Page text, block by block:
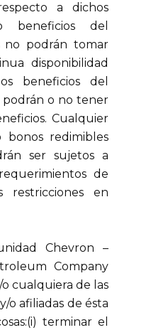
a dichos
beneficios del
no podrán tomar
disponibilidad
beneficios del
podrán o no tener
Cualquier
bonos redimibles
ser sujetos a
de
en
Chevron –
Company
cualquiera de las
o afiliadas de ésta
terminar el